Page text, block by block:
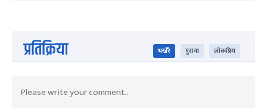
प्रतिक्रिया भर्खरै पुराना लोकप्रिय